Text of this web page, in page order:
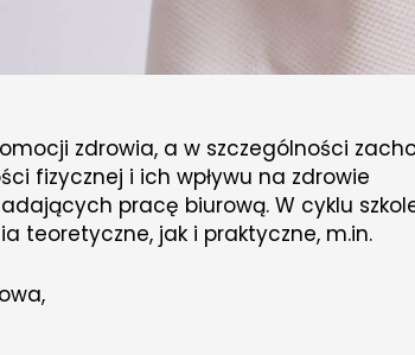
zdrowia, a w szczególności
fizycznej i ich wpływu na zdrowie
pracę biurową. W cyklu
teoretyczne, jak i praktyczne, m.in.